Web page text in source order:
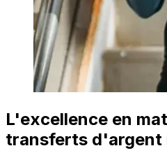
L'excellence en
transferts d'argent